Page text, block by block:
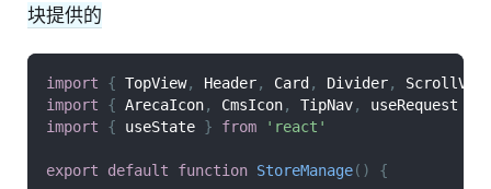
块提供的
import { TopView, Header, Card , Divider,
import
{ ArecaIcon, CmsIcon, TipNav, useRequest
import
{ useState } from 'react'
export default function StoreManage( ) {